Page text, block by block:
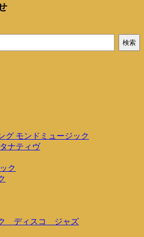
検索
グ モンドミュージック
ナティヴ
ク
ディスコ ジャズ